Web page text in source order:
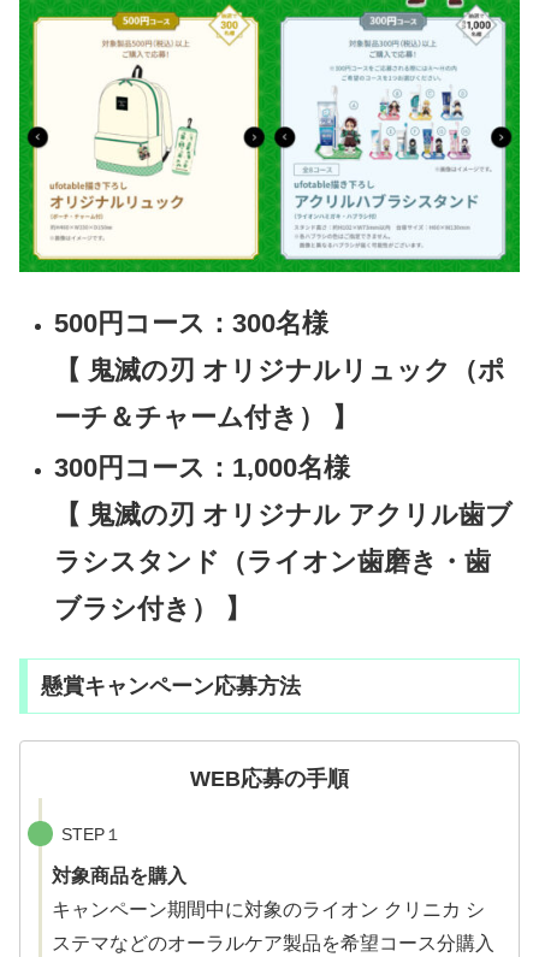
500円コース：300名様
【 鬼滅の刃 オリジナルリュック（ポ
ーチ＆チャーム付き） 】
300円コース：1,000名様
【 鬼滅の刃 オリジナル アクリル歯ブ
ラシスタンド（ライオン歯磨き・歯
ブラシ付き） 】
懸賞キャンペーン応募方法
WEB応募の手順
STEP１
対象商品を購入
キャンペーン期間中に対象のライオン クリニカ シ
ステマなどのオーラルケア製品を希望コース分購入